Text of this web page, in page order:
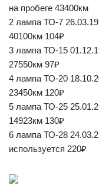
на пробеге 43400км
2 лампа ТО-7
40100км 104₽
3 лампа ТО-15
27550км 97₽
4 лампа ТО-20
23450км 120₽
5 лампа ТО-25
14923км 130₽
6 лампа ТО-28
используется 220₽